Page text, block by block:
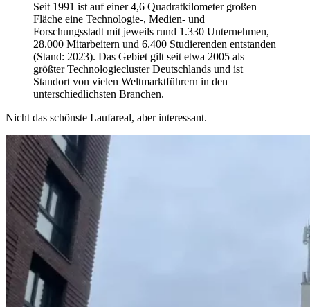
Seit 1991 ist auf einer 4,6 Quadratkilometer großen
Fläche eine Technologie-, Medien- und
Forschungsstadt mit jeweils rund 1.330 Unternehmen,
28.000 Mitarbeitern und 6.400 Studierenden entstanden
(Stand: 2023). Das Gebiet gilt seit etwa 2005 als
größter Technologiecluster Deutschlands und ist
Standort von vielen Weltmarktführern in den
unterschiedlichsten Branchen.
Nicht das schönste Laufareal, aber interessant.